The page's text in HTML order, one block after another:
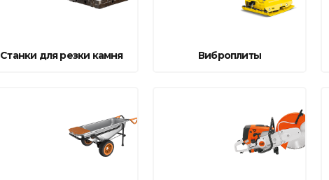
Станки для резки камня Виброплиты